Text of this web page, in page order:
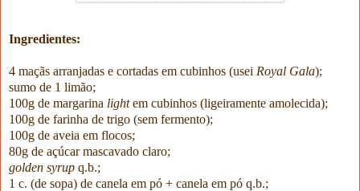
Ingredientes:
4 maçãs arranjadas e cortadas em cubinhos (usei Royal Gala);
sumo de 1 limão;
100g de margarina lightem cubinhos (ligeiramente amolecida);
100g de farinha de trigo (sem fermento);
100g de aveia em flocos;
80g de açúcar mascavado claro;
golden syrup q.b.;
1 c. (de sopa) de canela em pó + canela em pó q.b.;